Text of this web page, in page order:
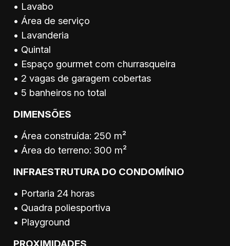
• Lavabo
• Área de serviço
• Lavanderia
• Quintal
• Espaço gourmet com churrasqueira
• 2 vagas de garagem cobertas
• 5 banheiros no total
DIMENSÕES
• Área construída: 250 m²
• Área do terreno: 300 m²
INFRAESTRUTURA DO CONDOMÍNIO
• Portaria 24 horas
• Quadra poliesportiva
• Playground